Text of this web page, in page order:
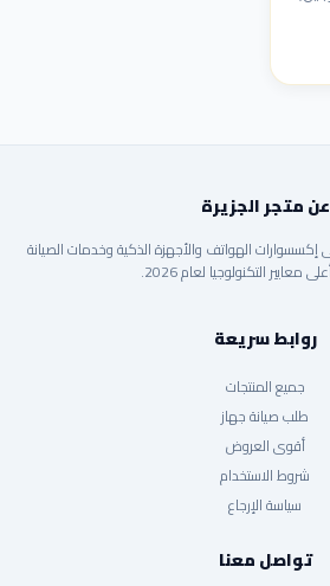
عن متجر الجزيرة
الهواتف والأجهزة الذكية وخدمات الصيانة
معايير التكنولوجيا لعام 2026.
روابط سريعة
جميع المنتجات
طلب صيانة جهاز
أقوى العروض
شروط الاستخدام
سياسة الإرجاع
تواصل معنا